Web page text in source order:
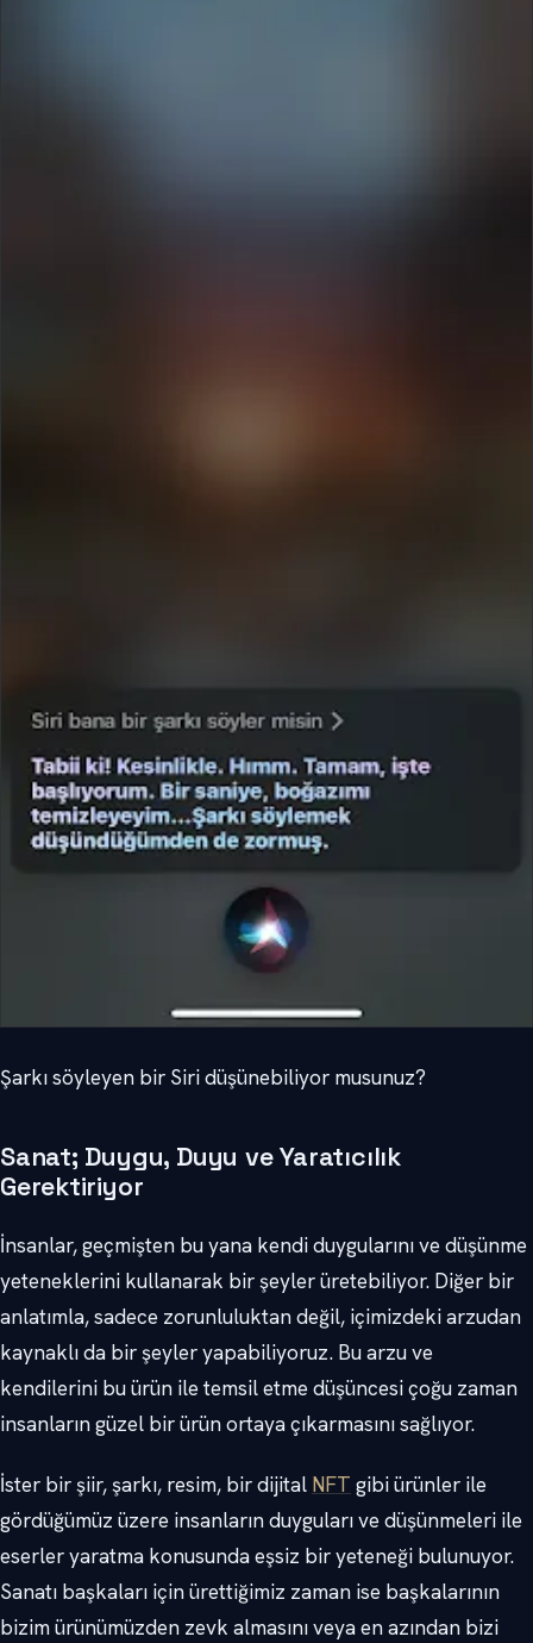
Şarkı söyleyen bir Siri düşünebiliyor musunuz?
Sanat; Duygu, Duyu ve Yaratıcılık
Gerektiriyor
İnsanlar, geçmişten bu yana kendi duygularını ve düşünme
yeteneklerini kullanarak bir şeyler üretebiliyor. Diğer bir
anlatımla, sadece zorunluluktan değil, içimizdeki arzudan
kaynaklı da bir şeyler yapabiliyoruz. Bu arzu ve
kendilerini bu ürün ile temsil etme düşüncesi çoğu zaman
insanların güzel bir ürün ortaya çıkarmasını sağlıyor.
İster bir şiir, şarkı, resim, bir dijital NFT gibi ürünler ile
gördüğümüz üzere insanların duyguları ve düşünmeleri ile
eserler yaratma konusunda eşsiz bir yeteneği bulunuyor.
Sanatı başkaları için ürettiğimiz zaman ise başkalarının
bizim ürünümüzden zevk almasını veya en azından bizi